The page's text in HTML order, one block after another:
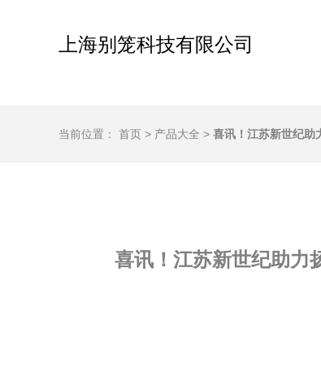
上海别笼科技有限公司
当前位置： 首页 > 产品大全 > 喜讯！江苏新世纪助
喜讯！江苏新世纪助力